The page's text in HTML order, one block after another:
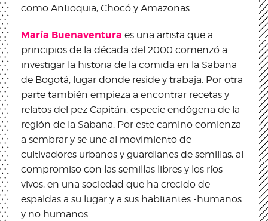
como Antioquia, Chocó y Amazonas.
María Buenaventura es una artista que a
principios de la década del 2000 comenzó a
investigar la historia de la comida en la Sabana
de Bogotá, lugar donde reside y trabaja. Por otra
parte también empieza a encontrar recetas y
relatos del pez Capitán, especie endógena de la
región de la Sabana. Por este camino comienza
a sembrar y se une al movimiento de
cultivadores urbanos y guardianes de semillas, al
compromiso con las semillas libres y los ríos
vivos, en una sociedad que ha crecido de
espaldas a su lugar y a sus habitantes -humanos
y no humanos.